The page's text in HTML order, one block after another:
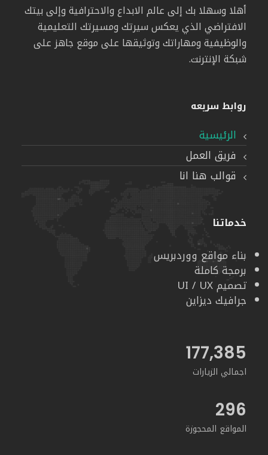
أهلا وسهلا بك إلى عالم الابداع والاحترافية وإلى بيتك
الافتراضي الذي يعكس سيرتك ومسيرتك التعليمية
والوظيفية ومهاراتك وتوثيقها على موقع جاهز على
شبكة الإنترنت.
روابط سريعه
الرئيسية
فريق العمل
قوالب هنا انا
خدماتنا
بناء مواقع ووردبريس
برمجة كاملة
تصميم UI / UX
جرافيك ديزاين
188,823
اجمالي الزيارات
296
المواقع المحجوزة